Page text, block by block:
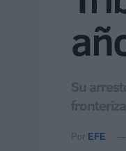
Su
Por EFE